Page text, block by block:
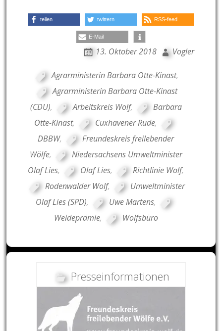
teilen twittern RSS-feed
E-Mail
13. Oktober 2018 Vogler
Agrarministerin Barbara Otte-Kinast,
Agrarministerin Barbara Otte-Kinast
(CDU), Arbeitskreis Wolf,
Barbara
Otte-Kinast, Cuxhavener Rude,
DBBW,
Freundeskreis freilebender
Wölfe,
Niedersachsens Umweltminister
Olaf Lies, Olaf Lies, Richtlinie Wolf,
Rodenwalder Wolf,
Umweltminister
Olaf Lies (SPD), Uwe Martens,
Weideprämie, Wolfsbüro
Presseinformationen